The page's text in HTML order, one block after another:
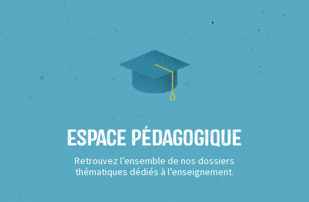
Espace Pédagogique
Retrouvez l’ensemble de nos dossiers
thématiques dédiés à l’enseignement.